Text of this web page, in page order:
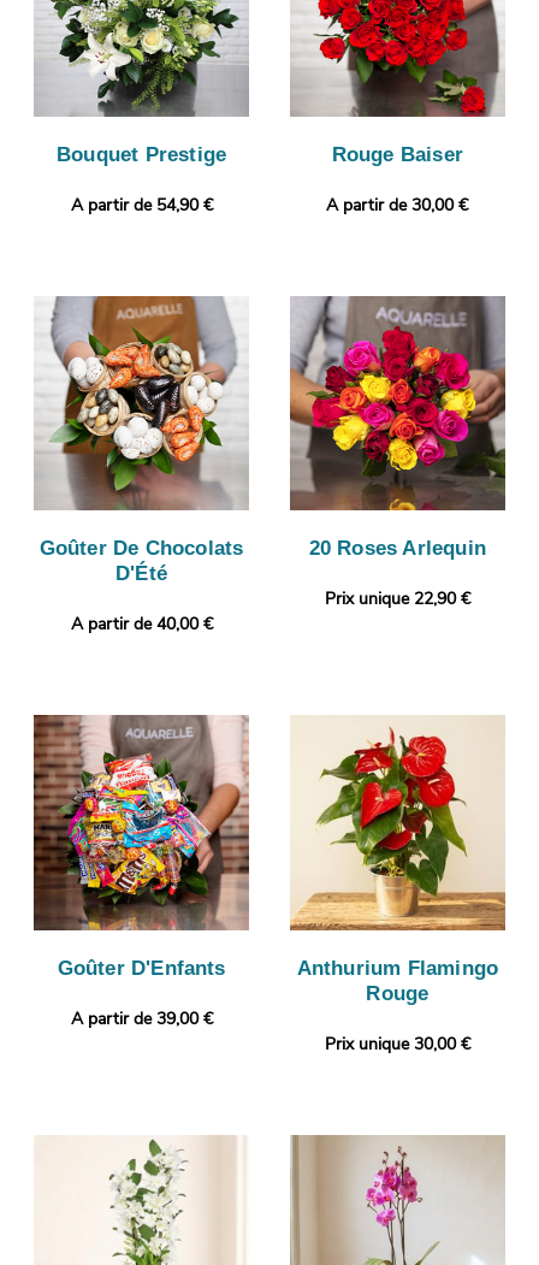
Bouquet Prestige
A partir de 54,90 €
Rouge Baiser
A partir de 30,00 €
Goûter De Chocolats
D'Été
A partir de 40,00 €
20 Roses Arlequin
Prix unique 22,90 €
Goûter D'Enfants
A partir de 39,00 €
Anthurium Flamingo
Rouge
Prix unique 30,00 €